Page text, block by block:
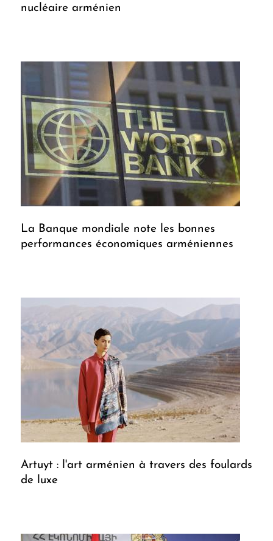
nucléaire arménien
La Banque mondiale note les bonnes
performances économiques arméniennes
Artuyt : l'art arménien à travers des foulards
de luxe